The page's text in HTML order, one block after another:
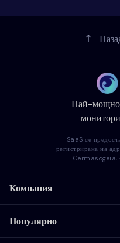
Най-
SaaS се
регистрирана на
Germasogeia,
Компания
Популярно